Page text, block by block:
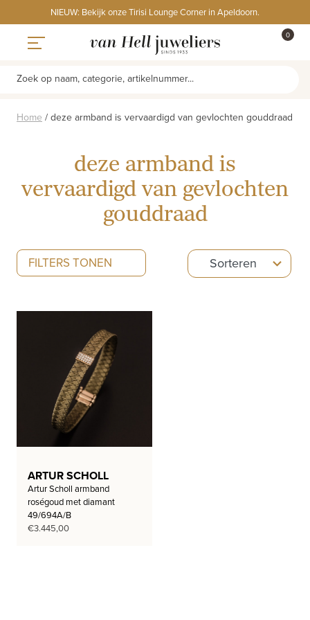
to
content
NIEUW: Bekijk onze Tirisi Lounge Corner in Apeldoorn.
0
Zoek op naam, categorie, artikelnummer...
Home / deze armband is vervaardigd van gevlochten gouddraad
deze armband is
vervaardigd van gevlochten
gouddraad
FILTERS TONEN Sorteren
5
results
ARTUR SCHOLL
Artur Scholl armband
roségoud met diamant
49/694A/B
€3.445,00